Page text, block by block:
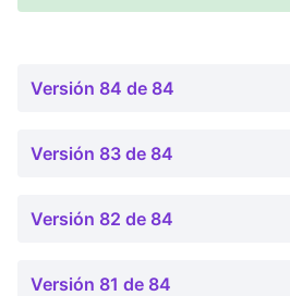
Versión 84 de 84
Versión 83 de 84
Versión 82 de 84
Versión 81 de 84